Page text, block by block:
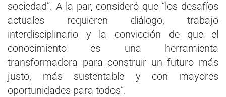
sociedad”. A la par, consideró que “los desafíos
actuales requieren diálogo, trabajo
interdisciplinario y la convicción de que el
conocimiento es una herramienta
transformadora para construir un futuro más
justo, más sustentable y con mayores
oportunidades para todos”.